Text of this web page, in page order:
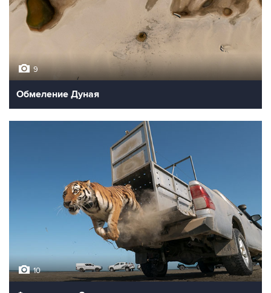
9
Обмеление Дуная
10